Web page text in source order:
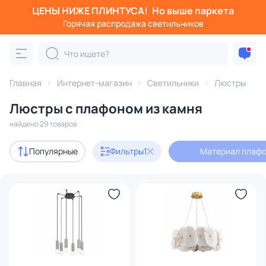
ЦЕНЫ НИЖЕ ПЛИНТУСА! Но выше паркета
Горячая распродажа светильников
Главная Интернет-магазин Светильники Люстры
Люстры с плафоном из камня
найдено 29 товаров
Популярные Фильтры1 Материал
Фильтры
Категория:
подвесные потолочные светодиодные
Акции 2
Дизайнерский свет 1